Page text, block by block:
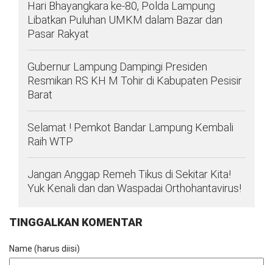
Hari Bhayangkara ke-80, Polda Lampung
Libatkan Puluhan UMKM dalam Bazar dan
Pasar Rakyat
Gubernur Lampung Dampingi Presiden
Resmikan RS KH M Tohir di Kabupaten Pesisir
Barat
Selamat ! Pemkot Bandar Lampung Kembali
Raih WTP
Jangan Anggap Remeh Tikus di Sekitar Kita!
Yuk Kenali dan dan Waspadai Orthohantavirus!
TINGGALKAN KOMENTAR
Name (harus diisi)